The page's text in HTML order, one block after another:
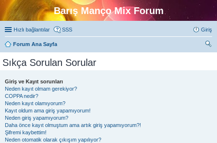
Barış Manço Mix Forum
Hızlı bağlantılar SSS Giriş
Forum Ana Sayfa
Sıkça Sorulan Sorular
Giriş ve Kayıt sorunları
Neden kayıt olmam gerekiyor?
COPPA nedir?
Neden kayıt olamıyorum?
Kayıt oldum ama giriş yapamıyorum!
Neden giriş yapamıyorum?
Daha önce kayıt olmuştum ama artık giriş yapamıyorum?!
Şifremi kaybettim!
Neden otomatik olarak çıkışım yapılıyor?